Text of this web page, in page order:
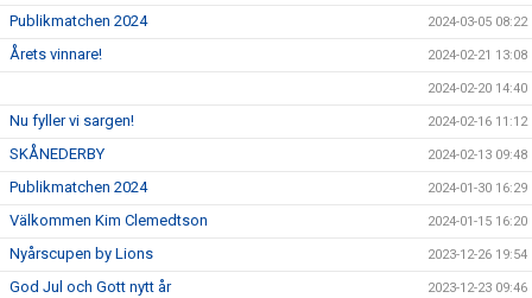
Publikmatchen 2024 2024-03-05 08:22
Årets vinnare! 2024-02-21 13:08
2024-02-20 14:40
Nu fyller vi sargen! 2024-02-16 11:12
SKÅNEDERBY 2024-02-13 09:48
Publikmatchen 2024 2024-01-30 16:29
Välkommen Kim Clemedtson 2024-01-15 16:20
Nyårscupen by Lions 2023-12-26 19:54
God Jul och Gott nytt år 2023-12-23 09:46